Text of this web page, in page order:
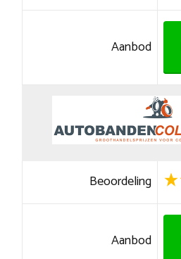
Aanbod
Beoordeling
Aanbod